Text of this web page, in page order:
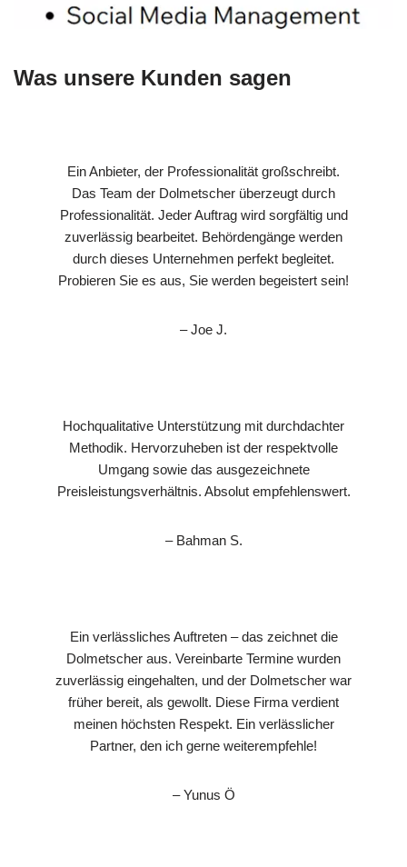
Was unsere Kunden sagen
Ein Anbieter, der Professionalität großschreibt.
Das Team der Dolmetscher überzeugt durch
Professionalität. Jeder Auftrag wird sorgfältig und
zuverlässig bearbeitet. Behördengänge werden
durch dieses Unternehmen perfekt begleitet.
Probieren Sie es aus, Sie werden begeistert sein!
– Joe J.
Hochqualitative Unterstützung mit durchdachter
Methodik. Hervorzuheben ist der respektvolle
Umgang sowie das ausgezeichnete
Preisleistungsverhältnis. Absolut empfehlenswert.
– Bahman S.
Ein verlässliches Auftreten – das zeichnet die
Dolmetscher aus. Vereinbarte Termine wurden
zuverlässig eingehalten, und der Dolmetscher war
früher bereit, als gewollt. Diese Firma verdient
meinen höchsten Respekt. Ein verlässlicher
Partner, den ich gerne weiterempfehle!
– Yunus Ö